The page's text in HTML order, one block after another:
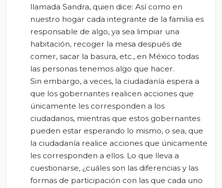
llamada Sandra, quien dice: Así como en
nuestro hogar cada integrante de la familia es
responsable de algo, ya sea limpiar una
habitación, recoger la mesa después de
comer, sacar la basura, etc., en México todas
las personas tenemos algo que hacer.
Sin embargo, a veces, la ciudadanía espera a
que los gobernantes realicen acciones que
únicamente les corresponden a los
ciudadanos, mientras que estos gobernantes
pueden estar esperando lo mismo, o sea, que
la ciudadanía realice acciones que únicamente
les corresponden a ellos. Lo que lleva a
cuestionarse, ¿cuáles son las diferencias y las
formas de participación con las que cada uno